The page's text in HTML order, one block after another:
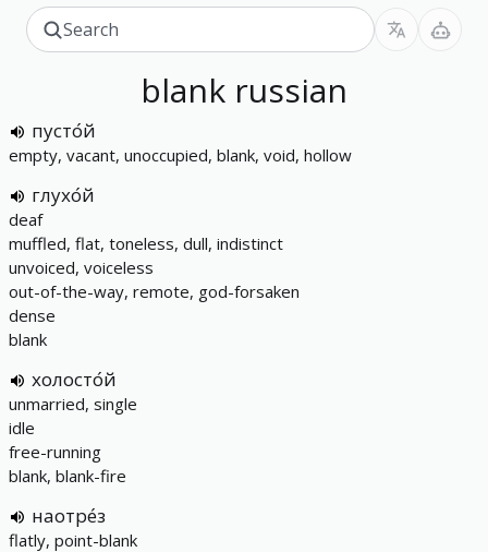
blank russian
пусто́й
empty, vacant, unoccupied, blank, void, hollow
глухо́й
deaf
muffled, flat, toneless, dull, indistinct
unvoiced, voiceless
out-of-the-way, remote, god-forsaken
dense
blank
холосто́й
unmarried, single
idle
free-running
blank, blank-fire
наотре́з
flatly, point-blank